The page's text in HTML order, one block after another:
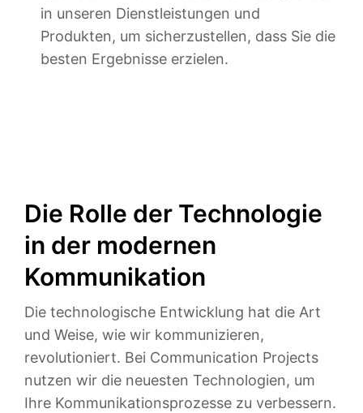
in unseren Dienstleistungen und
Produkten, um sicherzustellen, dass Sie die
besten Ergebnisse erzielen.
Die Rolle der Technologie
in der modernen
Kommunikation
Die technologische Entwicklung hat die Art
und Weise, wie wir kommunizieren,
revolutioniert. Bei Communication Projects
nutzen wir die neuesten Technologien, um
Ihre Kommunikationsprozesse zu verbessern.